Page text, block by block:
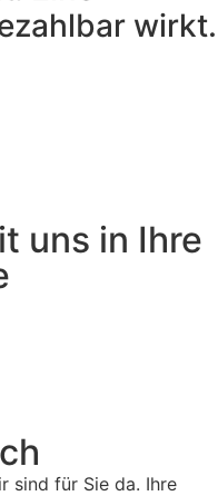
wirkt.
uns in Ihre
sind für Sie da. Ihre